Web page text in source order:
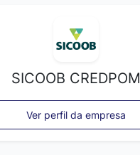
SICOOB CREDPOM
Ver perfil da empresa